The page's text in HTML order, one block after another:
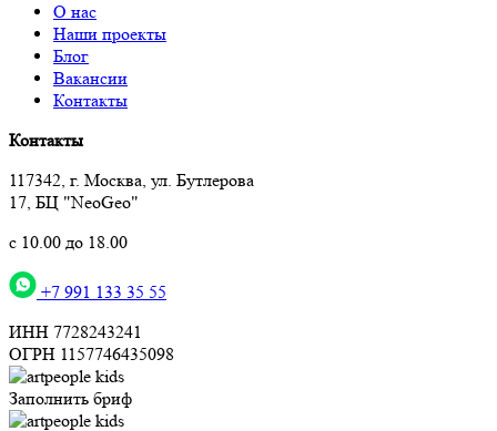
О нас
Наши проекты
Блог
Вакансии
Контакты
Контакты
117342, г. Москва, ул. Бутлерова
17, БЦ "NeoGeo"
с 10.00 до 18.00
+7 991 133 35 55
ИНН 7728243241
ОГРН 1157746435098
Заполнить бриф